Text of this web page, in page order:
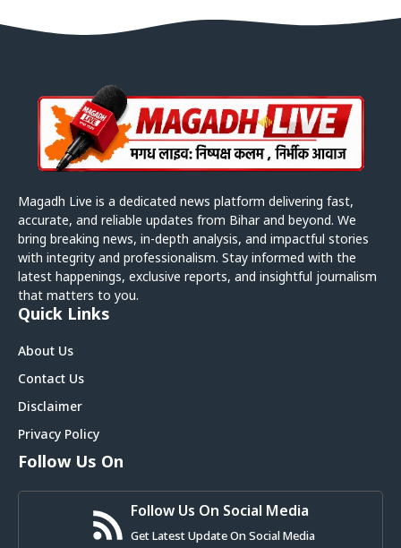
Magadh Live is a dedicated news platform delivering fast,
accurate, and reliable updates from Bihar and beyond. We
bring breaking news, in-depth analysis, and impactful stories
with integrity and professionalism. Stay informed with the
latest happenings, exclusive reports, and insightful journalism
that matters to you.
Quick Links
About Us
Contact Us
Disclaimer
Privacy Policy
Follow Us On
Follow Us On Social Media
Get Latest Update On Social Media